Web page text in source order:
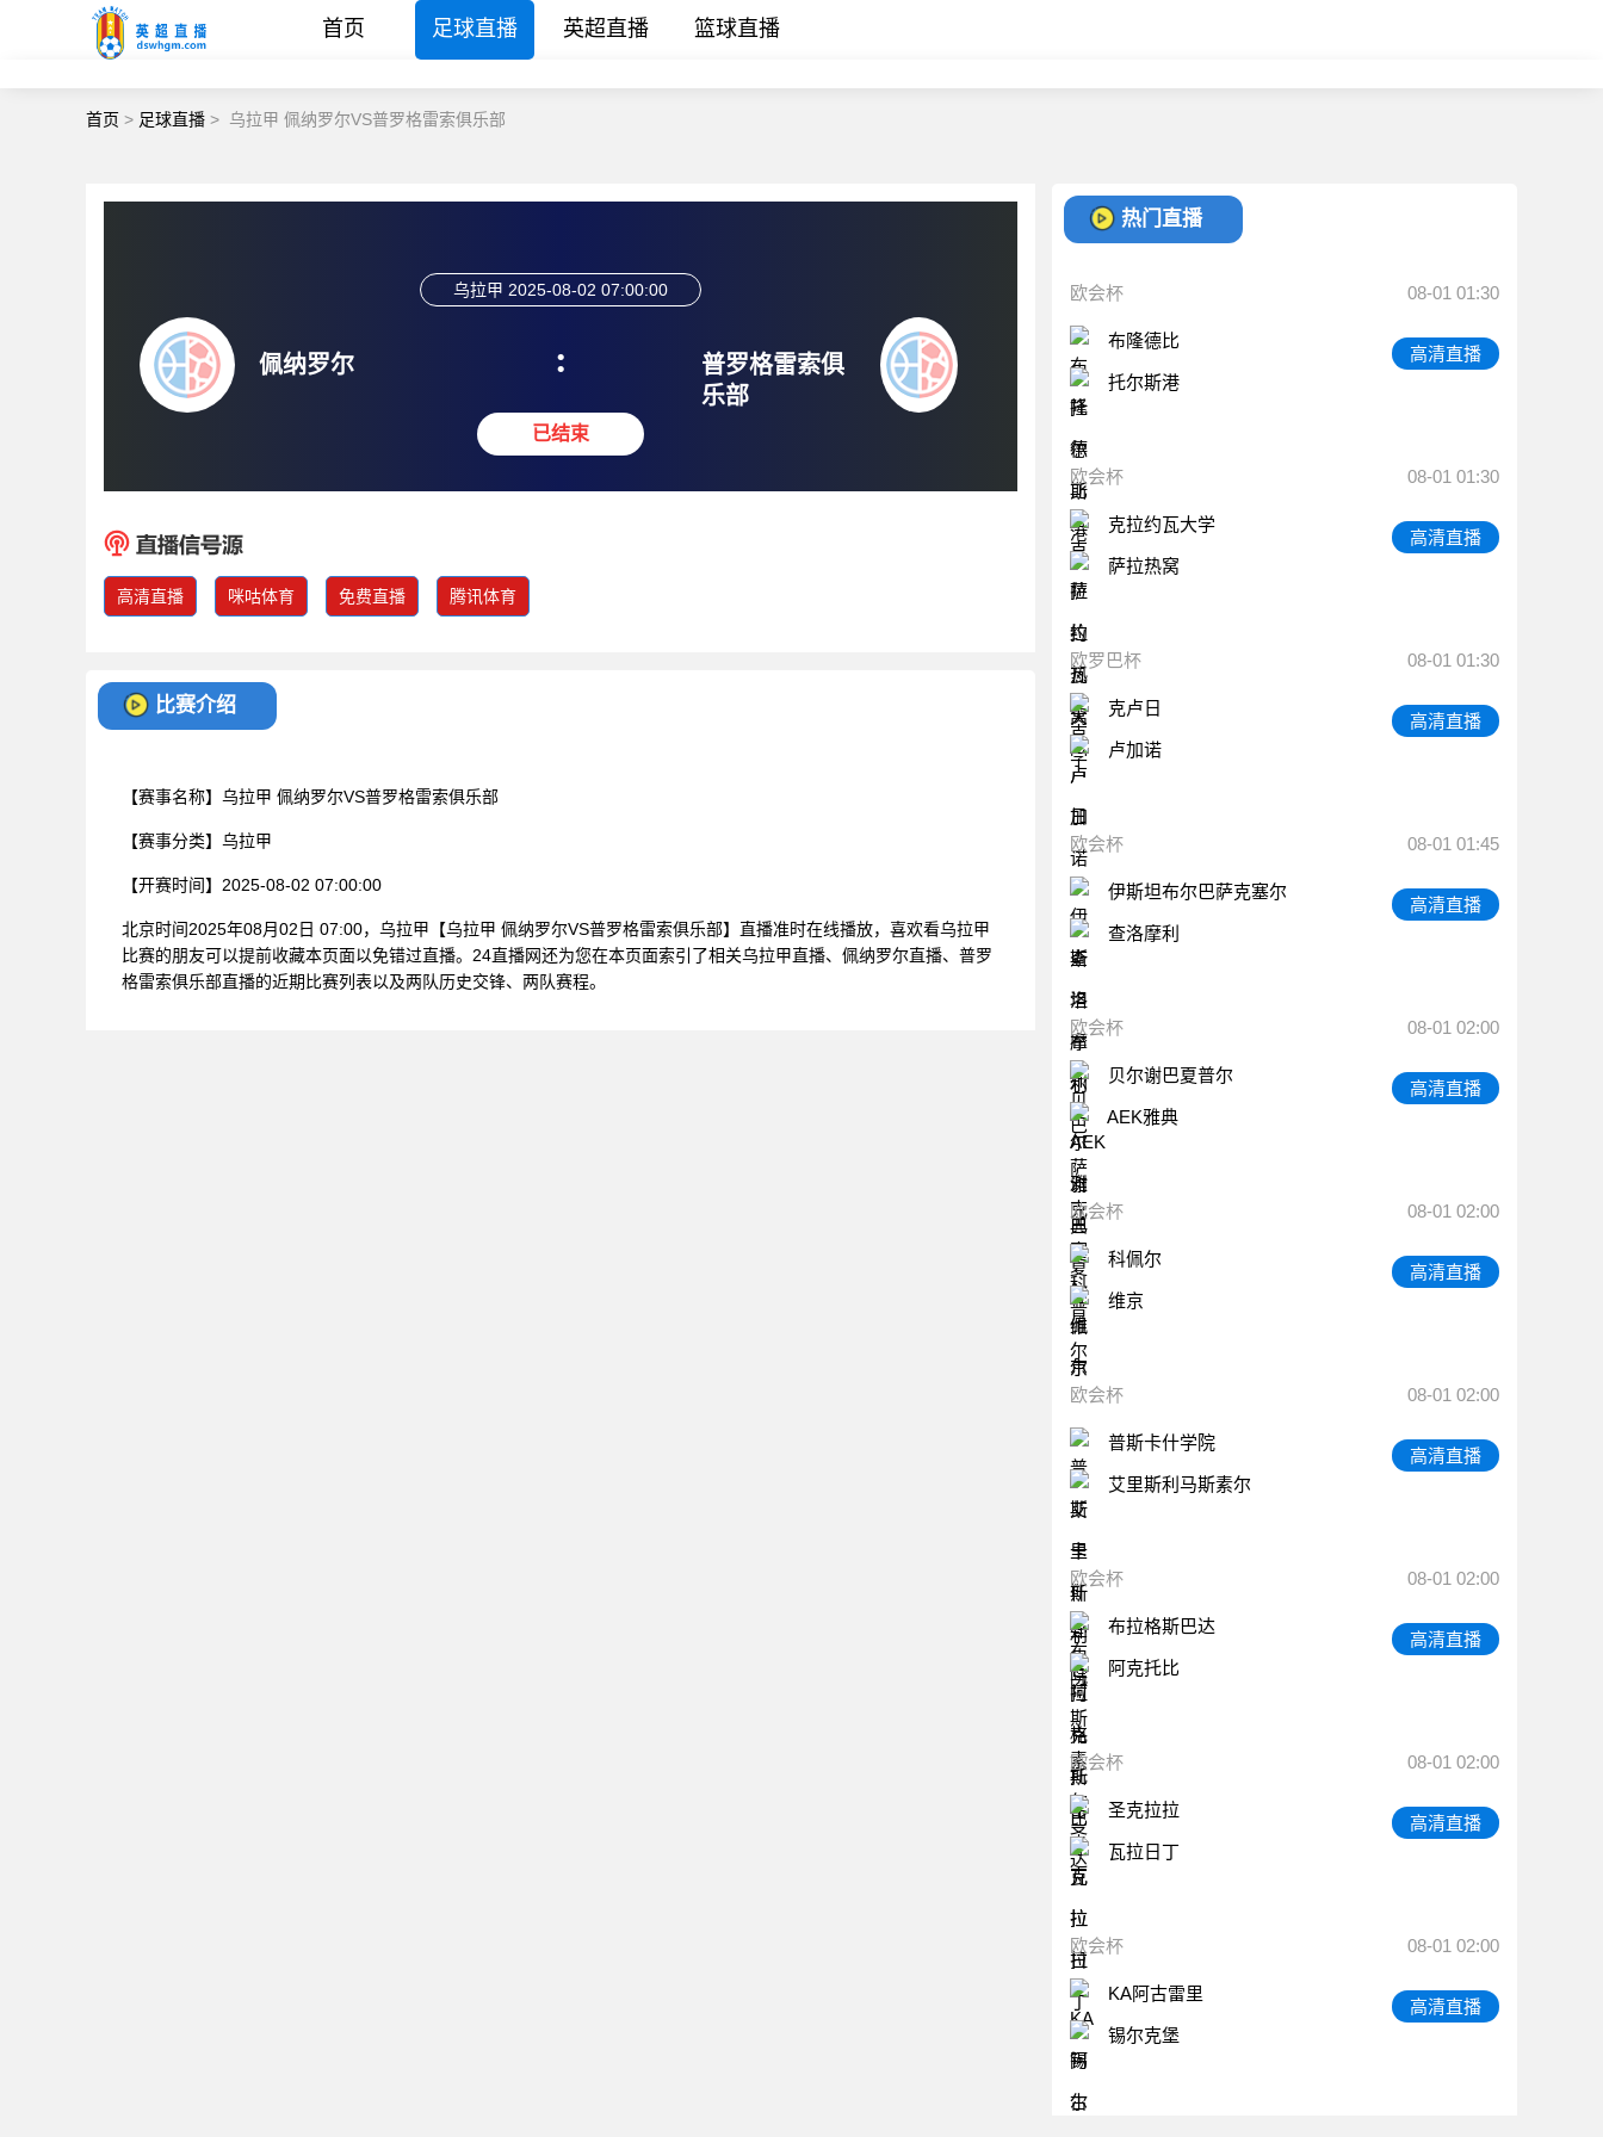
首页 足球直播 英超直播 篮球直播
首页 > 足球直播 > 乌拉甲 佩纳罗尔VS普罗格雷索俱乐部
佩纳罗尔
乌拉甲 2025-08-02 07:00:00
:
已结束
普罗格雷索俱
乐部
高清直播 咪咕体育 免费直播 腾讯体育
比赛介绍
【赛事名称】 乌拉甲 佩纳罗尔VS普罗格雷索俱乐部
【赛事分类】 乌拉甲
【开赛时间】 2025-08-02 07:00:00
北京时间2025年08月02日 07:00，乌拉甲【乌拉甲 佩纳罗尔VS普罗格雷索俱乐部】直播准时在线播放，喜欢看乌拉甲
比赛的朋友可以提前收藏本页面以免错过直播。24直播网还为您在本页面索引了相关乌拉甲直播、佩纳罗尔直播、普罗
格雷索俱乐部直播的近期比赛列表以及两队历史交锋、两队赛程。
热门直播
欧会杯 08-01 01:30
布隆德比
托尔斯港
高清直播
欧会杯 08-01 01:30
克拉约瓦大学
萨拉热窝
高清直播
欧罗巴杯 08-01 01:30
克卢日
卢加诺
高清直播
欧会杯 08-01 01:45
伊斯坦布尔巴萨克塞尔
查洛摩利
高清直播
欧会杯 08-01 02:00
贝尔谢巴夏普尔
AEK雅典
高清直播
欧会杯 08-01 02:00
科佩尔
维京
高清直播
欧会杯 08-01 02:00
普斯卡什学院
艾里斯利马斯素尔
高清直播
欧会杯 08-01 02:00
布拉格斯巴达
阿克托比
高清直播
欧会杯 08-01 02:00
圣克拉拉
瓦拉日丁
高清直播
欧会杯 08-01 02:00
KA阿古雷里
锡尔克堡
高清直播